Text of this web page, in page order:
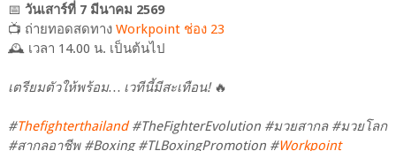
📅 วันเสาร์ที่ 7 มีนาคม 2569
📺 ถ่ายทอดสดทาง Workpoint ช่อง 23
🕰 เวลา 14.00 น. เป็นต้นไป
เตรียมตัวให้พร้อม… เวทีนี้มีสะเทือน!🔥
#Thefighterthailand#TheFighterEvolution #มวยสากล #มวยโลก
#สากลอาชีพ #Boxing #TLBoxingPromotion #Workpoint